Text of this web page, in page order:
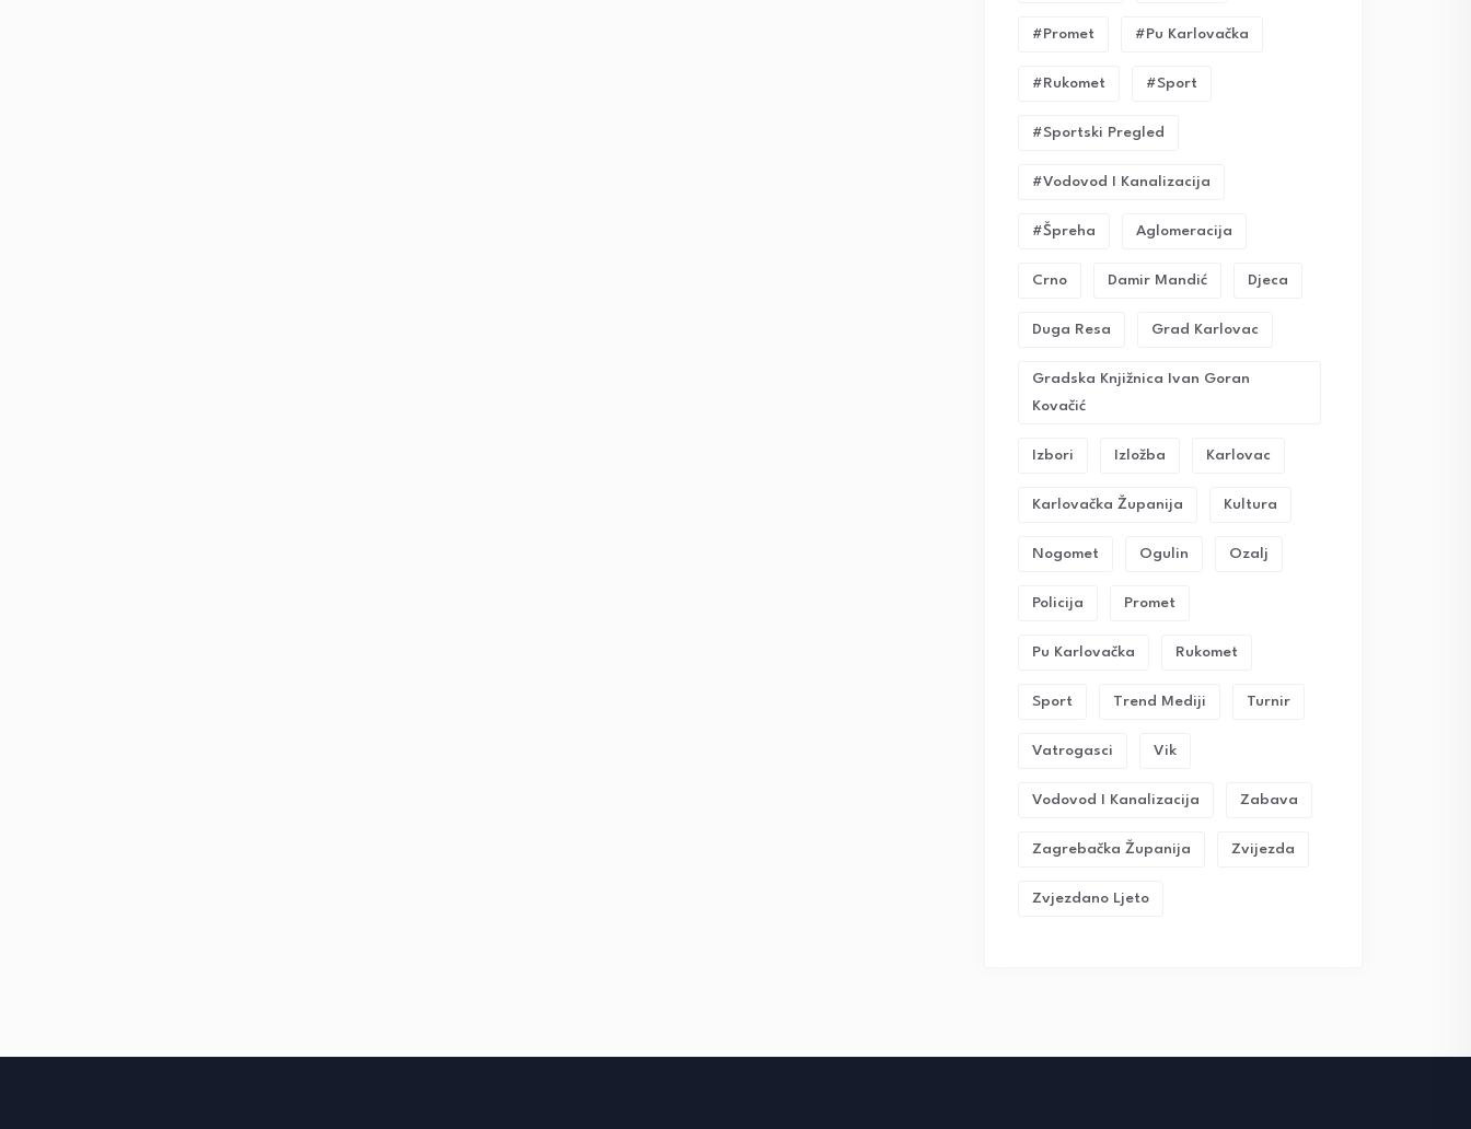
#promet #pu Karlovačka
#rukomet #sport
#sportski Pregled
#vodovod I Kanalizacija
#Špreha Aglomeracija
Crno Damir Mandić Djeca
Duga Resa Grad Karlovac
Gradska Knjižnica Ivan Goran
Kovačić
Izbori Izložba Karlovac
Karlovačka Županija Kultura
Nogomet Ogulin Ozalj
Policija Promet
Pu Karlovačka Rukomet
Sport Trend Mediji Turnir
Vatrogasci Vik
Vodovod I Kanalizacija Zabava
Zagrebačka Županija Zvijezda
Zvjezdano Ljeto